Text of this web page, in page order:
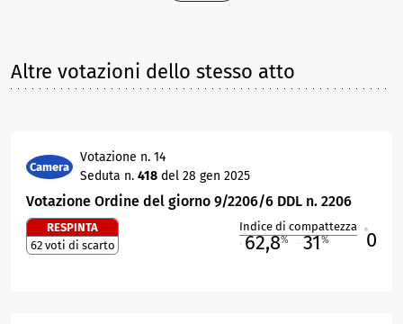
Altre votazioni dello stesso atto
Camera
Votazione n. 14
Seduta n. 418 del 28 gen 2025
Votazione Ordine del giorno 9/2206/6 DDL n. 2206
RESPINTA
62 voti di scarto
Indice di compattezza
62,8% 31% 0